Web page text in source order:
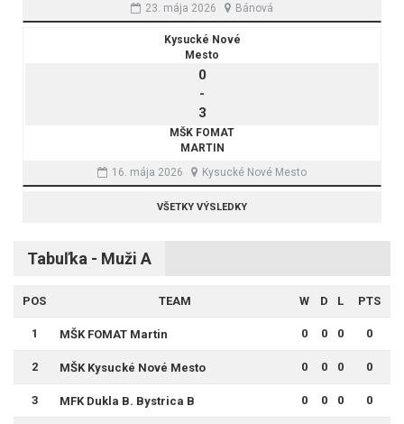
23. mája 2026
Bánová
Kysucké Nové
Mesto
0
-
3
MŠK FOMAT
MARTIN
16. mája 2026
Kysucké Nové Mesto
VŠETKY VÝSLEDKY
Tabuľka - Muži A
POS TEAM W D L PTS
1 MŠK FOMAT Martin 0 0 0 0
2 MŠK Kysucké Nové Mesto 0 0 0 0
3 MFK Dukla B. Bystrica B 0 0 0 0